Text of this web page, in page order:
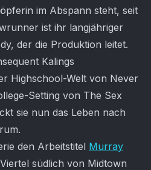
im Abspann steht, seit
ist ihr langjähriger
der die Produktion leitet.
Kalings
Highschool-Welt von Never
Setting von The Sex
sie nun das Leben nach
den Arbeitstitel Murray
südlich von Midtown